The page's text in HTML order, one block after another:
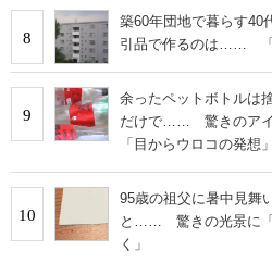
8
築60年団地で暮らす40
引品で作るのは…… 「
9
余ったペットボトルは
だけで…… 驚きのアイ
「目からウロコの発想
10
95歳の祖父に暑中見舞
と…… 驚きの光景に「
く」